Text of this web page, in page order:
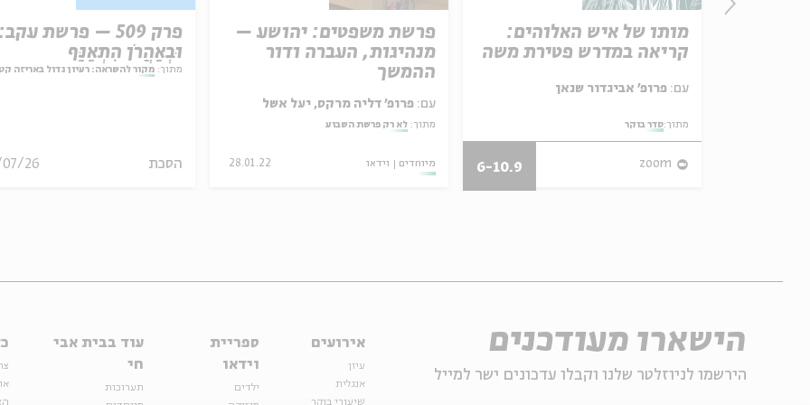
פרק 509 – פרשת עקב:
וּבְאַהֲרֹן הִתְאַנַּף
מתוך: מקור להשראה: רעיון גדול באריזה
הסכת 26
פרשת משפטים: יהושע –
מנהיגות, העברה ודור
ההמשך
עם: פרופ' דליה מרקס, יעל אשל
מתוך: לא רק פרשת השבוע
מיוחדים וידאו 28.01.22
מותו של איש האלוהים:
קריאה במדרש פטירת משה
עם:
מתוך:סדר בוקר
zoom
6-10.9
הישארו מעודכנים
הירשמו לניוזלטר שלנו וקבלו עדכונים ישר למייל
אירועים
עיון
אנגלית
שיעורי בוקר
ספריית
וידאו
ילדים
עוד בבית אבי
חי
תערוכות